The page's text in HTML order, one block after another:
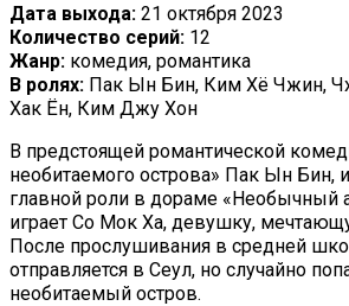
Дата выхода: 21 октября 2023
Количество серий: 12
Жанр: комедия, романтика
В ролях: Пак Ын Бин, Ким Хё Чжин,
Хак Ён, Ким Джу Хон
В предстоящей романтической
необитаемого острова» Пак Ын Бин,
главной роли в дораме «Необычный
играет Со Мок Ха, девушку,
После прослушивания в средней
отправляется в Сеул, но случайно
необитаемый остров.